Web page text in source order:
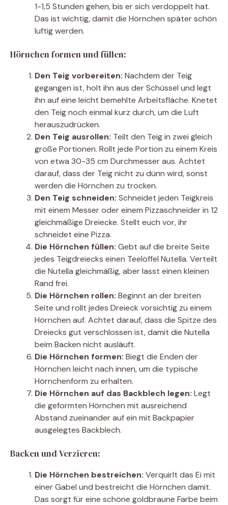
1-1,5 Stunden gehen, bis er sich verdoppelt hat.
Das ist wichtig, damit die Hörnchen später schön
luftig werden.
Hörnchen formen und füllen:
Den Teig vorbereiten: Nachdem der Teig
gegangen ist, holt ihn aus der Schüssel und legt
ihn auf eine leicht bemehlte Arbeitsfläche. Knetet
den Teig noch einmal kurz durch, um die Luft
herauszudrücken.
Den Teig ausrollen: Teilt den Teig in zwei gleich
große Portionen. Rollt jede Portion zu einem Kreis
von etwa 30-35 cm Durchmesser aus. Achtet
darauf, dass der Teig nicht zu dünn wird, sonst
werden die Hörnchen zu trocken.
Den Teig schneiden: Schneidet jeden Teigkreis
mit einem Messer oder einem Pizzaschneider in 12
gleichmäßige Dreiecke. Stellt euch vor, ihr
schneidet eine Pizza.
Die Hörnchen füllen: Gebt auf die breite Seite
jedes Teigdreiecks einen Teelöffel Nutella. Verteilt
die Nutella gleichmäßig, aber lasst einen kleinen
Rand frei.
Die Hörnchen rollen: Beginnt an der breiten
Seite und rollt jedes Dreieck vorsichtig zu einem
Hörnchen auf. Achtet darauf, dass die Spitze des
Dreiecks gut verschlossen ist, damit die Nutella
beim Backen nicht ausläuft.
Die Hörnchen formen: Biegt die Enden der
Hörnchen leicht nach innen, um die typische
Hörnchenform zu erhalten.
Die Hörnchen auf das Backblech legen: Legt
die geformten Hörnchen mit ausreichend
Abstand zueinander auf ein mit Backpapier
ausgelegtes Backblech.
Backen und Verzieren:
Die Hörnchen bestreichen: Verquirlt das Ei mit
einer Gabel und bestreicht die Hörnchen damit.
Das sorgt für eine schöne goldbraune Farbe beim